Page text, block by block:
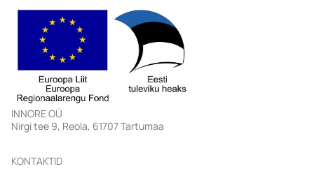
INNORE OÜ
KONTAKTID